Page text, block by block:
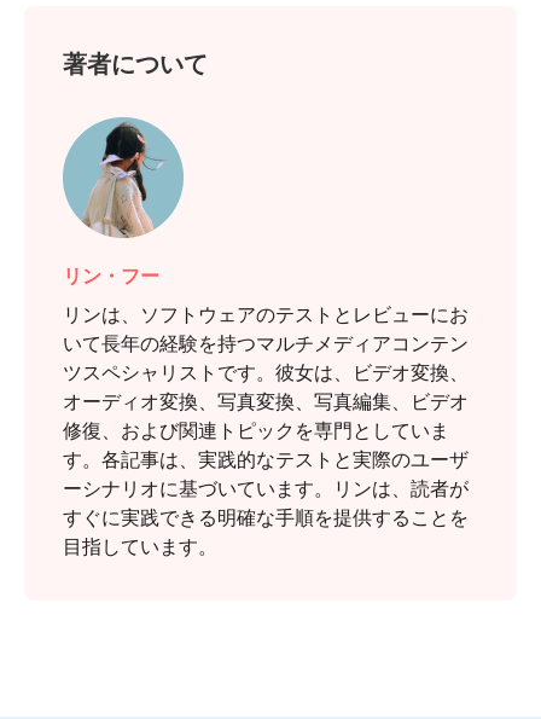
著者について
リン・フー
リンは、ソフトウェアのテストとレビューにお
いて長年の経験を持つマルチメディアコンテン
ツスペシャリストです。彼女は、ビデオ変換、
オーディオ変換、写真変換、写真編集、ビデオ
修復、および関連トピックを専門としていま
す。各記事は、実践的なテストと実際のユーザ
ーシナリオに基づいています。リンは、読者が
すぐに実践できる明確な手順を提供することを
目指しています。